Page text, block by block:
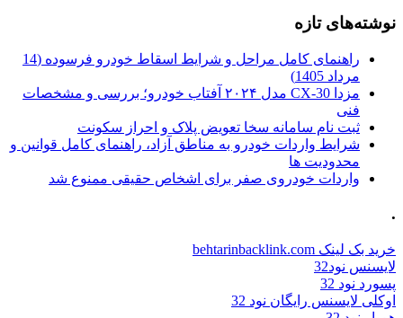
نوشته‌های تازه
راهنمای کامل مراحل و شرایط اسقاط خودرو فرسوده (14
مرداد 1405)
مزدا CX-30 مدل ۲۰۲۴ آفتاب خودرو؛ بررسی و مشخصات
فنی
ثبت نام سامانه سخا تعویض پلاک و احراز سکونت
شرایط واردات خودرو به مناطق آزاد، راهنمای کامل قوانین و
محدودیت ها
واردات خودروی صفر برای اشخاص حقیقی ممنوع شد
.
خرید بک لینک behtarinbacklink.com
لایسنس نود32
پسورد نود 32
اوکلی لایسنس رایگان نود 32